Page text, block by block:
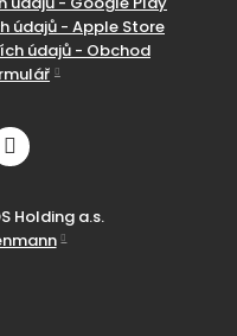
údajů - Apple Store
údajů - Obchod
Holding a.s.